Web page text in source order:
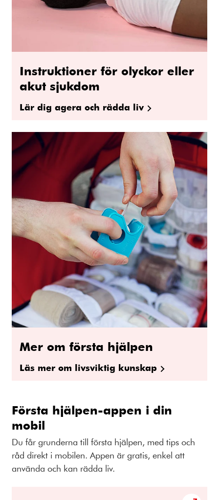
Instruktioner för olyckor eller
akut sjukdom
Lär dig agera och rädda liv
Mer om första hjälpen
Läs mer om livsviktig kunskap
Första hjälpen-appen i din
mobil
Du får grunderna till första hjälpen, med tips och
råd direkt i mobilen. Appen är gratis, enkel att
använda och kan rädda liv.